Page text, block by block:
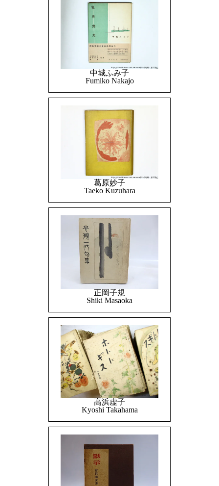
中城ふみ子
Fumiko Nakajo
葛原妙子
Taeko Kuzuhara
正岡子規
Shiki Masaoka
高浜虚子
Kyoshi Takahama